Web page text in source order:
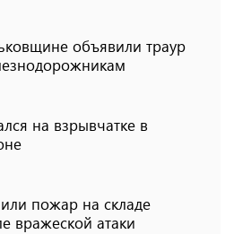
объявили траур
на взрывчатке в
пожар на складе
вражеской атаки